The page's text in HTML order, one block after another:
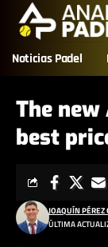
Noticias Padel
The
best
ÚLTIMA
JOAQUÍN PÉREZ